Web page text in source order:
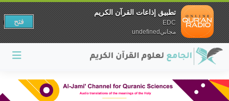
تطبيق إذاعات القرآن الكريم
EDC
مجانيundefined
فتح